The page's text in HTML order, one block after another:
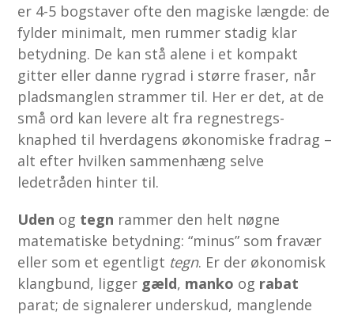
er 4-5 bogstaver ofte den magiske længde: de
fylder minimalt, men rummer stadig klar
betydning. De kan stå alene i et kompakt
gitter eller danne rygrad i større fraser, når
pladsmanglen strammer til. Her er det, at de
små ord kan levere alt fra regnestregs-
knaphed til hverdagens økonomiske fradrag –
alt efter hvilken sammenhæng selve
ledetråden hint­er til.
Uden og tegn rammer den helt nøgne
matematiske betydning: “minus” som fravær
eller som et egentligt tegn. Er der økonomisk
klangbund, ligger gæld, manko og rabat
parat; de signalerer underskud, manglende